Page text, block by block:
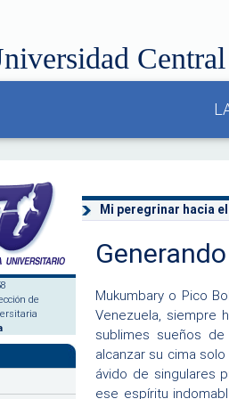
Central
de
Mi peregrinar hacia
Mukumbary o Pico
Venezuela, siempre
sublimes sueños
alcanzar su cima
ávido de singulares
ese espíritu